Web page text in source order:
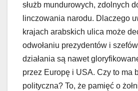
służb mundurowych, zdolnych
linczowania narodu. Dlaczego
krajach arabskich ulica może
odwołaniu prezydentów i
działania są nawet
przez Europę i USA. Czy to ma
polityczna? To, że pamięć o